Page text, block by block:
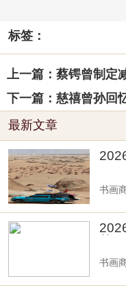
标签：
上一篇：蔡锷曾制定
下一篇：慈禧曾孙回
最新文章
书画
书画